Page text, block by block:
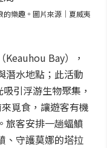
樂趣。圖片來源｜夏威夷
Bay），
潛水地點；此活動
引浮游生物聚集，
覓食，讓遊客有機
旅客安排一趟蝠鱝
、守護莫娜的塔拉